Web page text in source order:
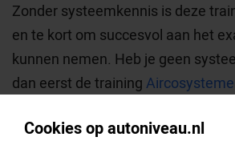
Cookies op autoniveau.nl
Zonder systeemkennis is deze
en te kort om succesvol aan het
kunnen nemen. Heb je geen
dan eerst de training
Kenmerken